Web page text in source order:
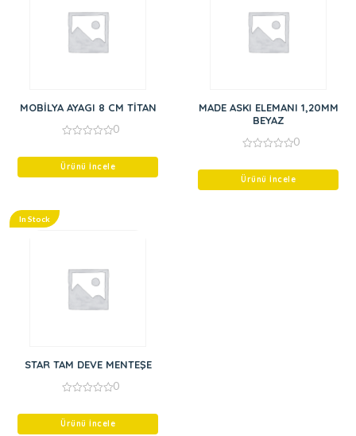
MOBİLYA AYAGI 8 CM TİTAN
of
0
Ürünü İncele
MADE ASKI ELEMANI 1,20MM
BEYAZ
of
0
Ürünü İncele
In Stock
STAR TAM DEVE MENTEŞE
of
0
Ürünü İncele